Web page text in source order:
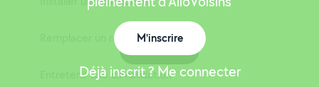
Remplacer un radiateur
Entretenir une climatisation
M'inscrire
Déjà inscrit ? Me connecter